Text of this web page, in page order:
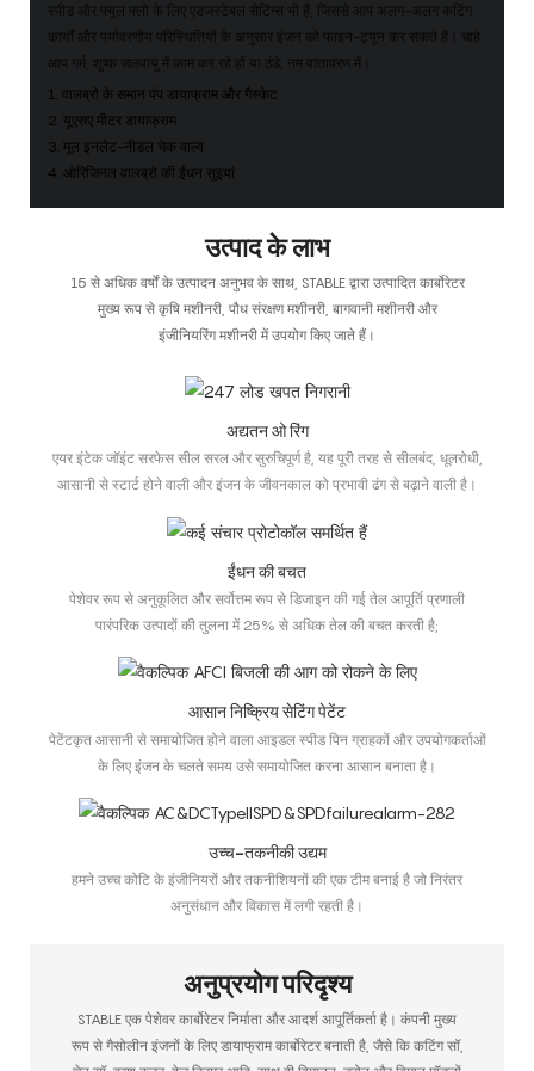
स्पीड और फ्यूल फ्लो के लिए एडजस्टेबल सेटिंग्स भी हैं, जिससे आप अलग-अलग कटिंग
कार्यों और पर्यावरणीय परिस्थितियों के अनुसार इंजन को फाइन-ट्यून कर सकते हैं। चाहे
आप गर्म, शुष्क जलवायु में काम कर रहे हों या ठंडे, नम वातावरण में।
1. वालब्रो के समान पंप डायाफ्राम और गैस्केट
2. यूएसए मीटर डायाफ्राम
3. मूल इनलेट-नीडल चेक वाल्व
4. ओरिजिनल वालब्रो की ईंधन सुइयां
उत्पाद के लाभ
15 से अधिक वर्षों के उत्पादन अनुभव के साथ, STABLE द्वारा उत्पादित कार्बोरेटर
मुख्य रूप से कृषि मशीनरी, पौध संरक्षण मशीनरी, बागवानी मशीनरी और
इंजीनियरिंग मशीनरी में उपयोग किए जाते हैं।
अद्यतन ओ रिंग
एयर इंटेक जॉइंट सरफेस सील सरल और सुरुचिपूर्ण है, यह पूरी तरह से सीलबंद, धूलरोधी,
आसानी से स्टार्ट होने वाली और इंजन के जीवनकाल को प्रभावी ढंग से बढ़ाने वाली है।
ईंधन की बचत
पेशेवर रूप से अनुकूलित और सर्वोत्तम रूप से डिजाइन की गई तेल आपूर्ति प्रणाली
पारंपरिक उत्पादों की तुलना में 25% से अधिक तेल की बचत करती है;
आसान निष्क्रिय सेटिंग पेटेंट
पेटेंटकृत आसानी से समायोजित होने वाला आइडल स्पीड पिन ग्राहकों और उपयोगकर्ताओं
के लिए इंजन के चलते समय उसे समायोजित करना आसान बनाता है।
उच्च-तकनीकी उद्यम
हमने उच्च कोटि के इंजीनियरों और तकनीशियनों की एक टीम बनाई है जो निरंतर
अनुसंधान और विकास में लगी रहती है।
अनुप्रयोग परिदृश्य
STABLE एक पेशेवर कार्बोरेटर निर्माता और आदर्श आपूर्तिकर्ता है। कंपनी मुख्य
रूप से गैसोलीन इंजनों के लिए डायाफ्राम कार्बोरेटर बनाती है, जैसे कि कटिंग सॉ,